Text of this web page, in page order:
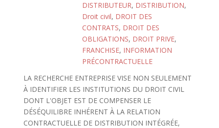
DISTRIBUTEUR, DISTRIBUTION,
Droit civil, DROIT DES
CONTRATS, DROIT DES
OBLIGATIONS, DROIT PRIVE,
FRANCHISE, INFORMATION
PRÉCONTRACTUELLE
LA RECHERCHE ENTREPRISE VISE NON SEULEMENT
À IDENTIFIER LES INSTITUTIONS DU DROIT CIVIL
DONT L'OBJET EST DE COMPENSER LE
DÉSÉQUILIBRE INHÉRENT À LA RELATION
CONTRACTUELLE DE DISTRIBUTION INTÉGRÉE,